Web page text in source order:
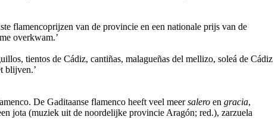
flamencoprijzen van de provincie en een nationale prijs van de
overkwam.’
tientos de Cádiz, cantiñas, malagueñas del mellizo, soleá de Cádiz
blijven.’
De Gaditaanse flamenco heeft veel meersalero en gracia,
jota (muziek uit de noordelijke provincie Aragón; red.), zarzuela